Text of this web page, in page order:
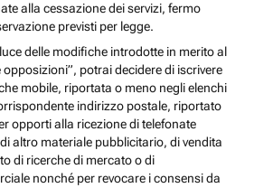
alla cessazione dei servizi, fermo
previsti per legge.
delle modifiche introdotte in merito al
potrai decidere di iscrivere
mobile, riportata o meno negli elenchi
indirizzo postale, riportato
opporti alla ricezione di telefonate
altro materiale pubblicitario, di vendita
di ricerche di mercato o di
nonché per revocare i consensi da